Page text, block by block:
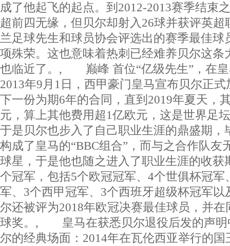
成了他起飞的起点。到2012-2013赛季结束
超前四无缘，但贝尔却射入26球并获评英
兰足球先生和球员协会评选出的赛季最佳球
项殊荣。这也意味着热刺已经难养贝尔这条
也临近了。, 巅峰 首位“亿级先生”，
2013年9月1日，西甲豪门皇马宣布贝尔正
下一份为期6年的合同，直到2019年夏天，
元，算上其他费用超1亿欧元，这是世界足
于是贝尔也步入了自己职业生涯的鼎盛期，
构成了皇马的“BBC组合”，而与之合作队友
球星，于是他也随之进入了职业生涯的收
个冠军，包括5个欧冠冠军、4个世俱杯冠军
军、3个西甲冠军、3个西班牙超级杯冠军以
尔还被评为2018年欧冠决赛最佳球员，并
球奖。, 皇马在获悉贝尔退役后发的声明
尔的经典场面：2014年在瓦伦西亚举行的